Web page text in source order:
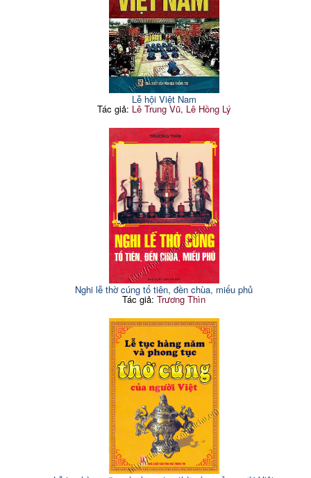
Lễ hội Việt Nam
Tác giả: Lê Trung Vũ, Lê Hồng Lý
Nghi lễ thờ cúng tổ tiên, đền chùa, miếu phủ
Tác giả:Trương Thìn